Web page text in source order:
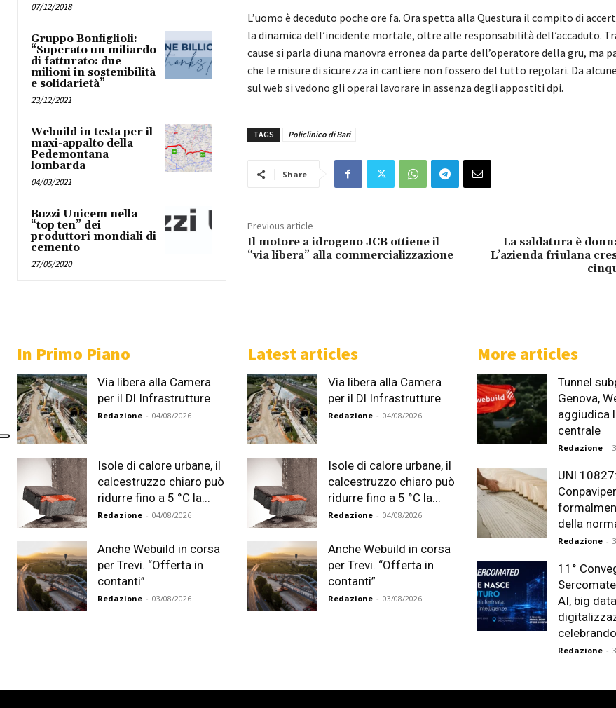
07/12/2018
Gruppo Bonfiglioli:
“Superato un miliardo
di fatturato: due
milioni in sostenibilità
e solidarietà”
23/12/2021
Webuild in testa per il
maxi-appalto della
Pedemontana
lombarda
04/03/2021
Buzzi Unicem nella
“top ten” dei
produttori mondiali di
cemento
27/05/2020
L’uomo è deceduto poche ore fa. Ora spetta alla Questura il compito di
la dinamica dell’incidente mortale, oltre alle responsabilità dell’accaduto.
cause si parla di una manovra erronea da parte dell’operatore della gru, ma
che le misure di sicurezza in cantiere non fossero del tutto regolari. Da
sul web si vedono gli operai lavorare in assenza degli appostiti dpi.
TAGS Policlinico di Bari
Share
Previous article
Il motore a idrogeno JCB ottiene il
“via libera” alla commercializzazione
La saldatura è
L’azienda friulana
In Primo Piano
Via libera alla Camera
per il Dl Infrastrutture
Redazione - 04/08/2026
Isole di calore urbane, il
calcestruzzo chiaro può
ridurre fino a 5 °C la...
Redazione - 04/08/2026
Anche Webuild in corsa
per Trevi. “Offerta in
contanti”
Redazione - 03/08/2026
Latest articles
Via libera alla Camera
per il Dl Infrastrutture
Redazione - 04/08/2026
Isole di calore urbane, il
calcestruzzo chiaro può
ridurre fino a 5 °C la...
Redazione - 04/08/2026
Anche Webuild in corsa
per Trevi. “Offerta in
contanti”
Redazione - 03/08/2026
More articles
Tunnel
Genova,
aggiudica
centrale
Redazione -
UNI
della
Redazione -
11°
AI, big
Redazione -